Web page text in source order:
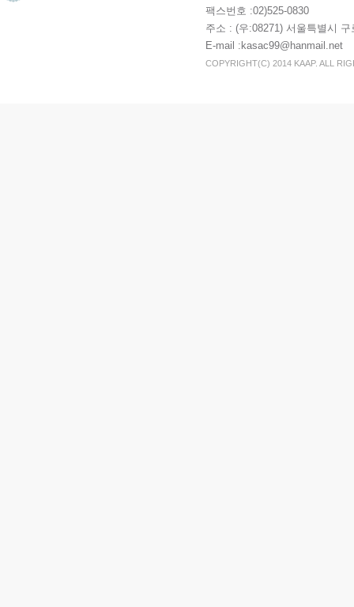
팩스번호 :02)525-0830
주소 : (우:08271) 서울특별시
E-mail :kasac99@hanmail.net
COPYRIGHT(C) 2014 KAAP. ALL